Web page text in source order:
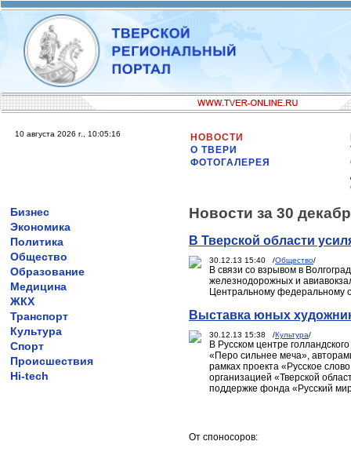
10 августа 2026 г., 10:05:16
НОВОСТИ
О ТВЕРИ
ФОТОГАЛЕРЕЯ
Бизнес
Экономика
Политика
Общество
Образование
Медицина
ЖКХ
Транспорт
Культура
Спорт
Происшествия
Hi-tech
Новости за 30
В Тверской области
30.12.13 15:40 /Общество/
В связи со взрывом в
железнодорожных и
Центральному федеральному
Выставка юных
30.12.13 15:38 /Культура/
В Русском центре
«Перо сильнее меча»,
рамках проекта «Русское
организацией «Тверской
поддержке фонда «Русский
От споносоров: